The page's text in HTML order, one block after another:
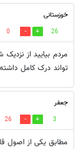
خوزستانی
26
0
مردم بیایید از
تواند درک کامل
جعفر
3
26
مطابق یکی از اصول